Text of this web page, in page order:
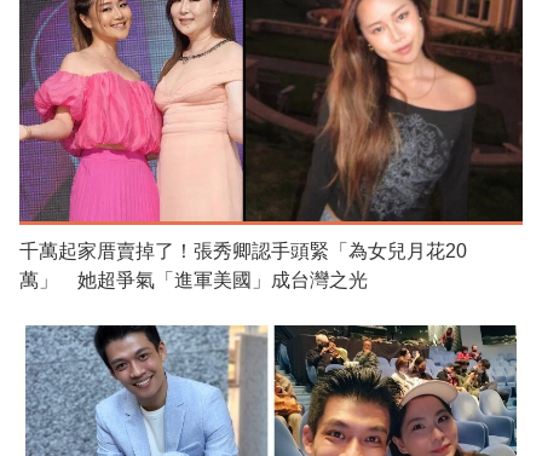
千萬起家厝賣掉了！張秀卿認手頭緊「為女兒月花20
萬」 她超爭氣「進軍美國」成台灣之光